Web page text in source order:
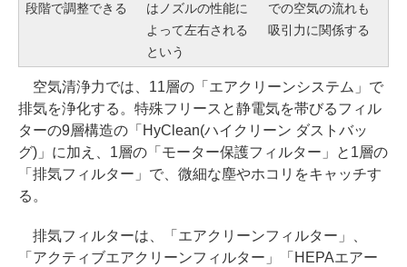
段階で調整できる
はノズルの性能に
よって左右される
という
での空気の流れも
吸引力に関係する
空気清浄力では、11層の「エアクリーンシステム」で
排気を浄化する。特殊フリースと静電気を帯びるフィル
ターの9層構造の「HyClean(ハイクリーン ダストバッ
グ)」に加え、1層の「モーター保護フィルター」と1層の
「排気フィルター」で、微細な塵やホコリをキャッチす
る。
排気フィルターは、「エアクリーンフィルター」、
「アクティブエアクリーンフィルター」「HEPAエアー